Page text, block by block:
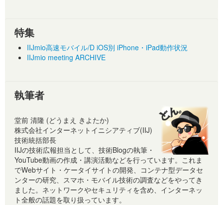
特集
IIJmio高速モバイル/D iOS別 iPhone・iPad動作状況
IIJmio meeting ARCHIVE
執筆者
堂前 清隆 (どうまえ きよたか)
株式会社インターネットイニシアティブ(IIJ)
技術統括部長
IIJの技術広報担当として、技術Blogの執筆・
YouTube動画の作成・講演活動などを行っています。これま
でWebサイト・ケータイサイトの開発、コンテナ型データセ
ンターの研究、スマホ・モバイル技術の調査などをやってき
ました。ネットワークやセキュリティを含め、インターネッ
ト全般の話題を取り扱っています。